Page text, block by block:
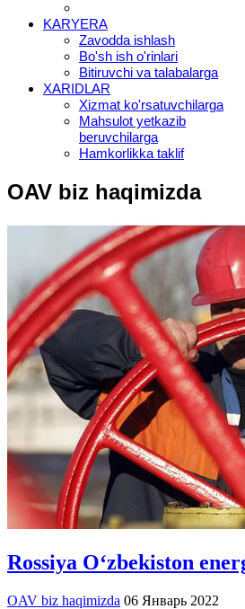
KARYERA
Zavodda ishlash
Bo'sh ish o'rinlari
Bitiruvchi va talabalarga
XARIDLAR
Xizmat ko'rsatuvchilarga
Mahsulot yetkazib
beruvchilarga
Hamkorlikka taklif
OAV biz haqimizda
Rossiya O‘zbekiston
OAV biz haqimizda 06 Январь 2022